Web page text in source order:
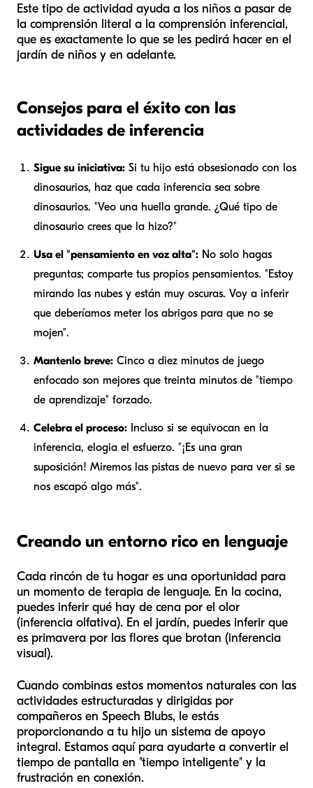
Este tipo de actividad ayuda a los niños a pasar de
la comprensión literal a la comprensión inferencial,
que es exactamente lo que se les pedirá hacer en el
jardín de niños y en adelante.
Consejos para el éxito con las
actividades de inferencia
Sigue su iniciativa: Si tu hijo está obsesionado con los
dinosaurios, haz que cada inferencia sea sobre
dinosaurios. "Veo una huella grande. ¿Qué tipo de
dinosaurio crees que la hizo?"
Usa el "pensamiento en voz alta": No solo hagas
preguntas; comparte tus propios pensamientos. "Estoy
mirando las nubes y están muy oscuras. Voy a inferir
que deberíamos meter los abrigos para que no se
mojen".
Mantenlo breve: Cinco a diez minutos de juego
enfocado son mejores que treinta minutos de "tiempo
de aprendizaje" forzado.
Celebra el proceso: Incluso si se equivocan en la
inferencia, elogia el esfuerzo. "¡Es una gran
suposición! Miremos las pistas de nuevo para ver si se
nos escapó algo más".
Creando un entorno rico en lenguaje
Cada rincón de tu hogar es una oportunidad para
un momento de terapia de lenguaje. En la cocina,
puedes inferir qué hay de cena por el olor
(inferencia olfativa). En el jardín, puedes inferir que
es primavera por las flores que brotan (inferencia
visual).
Cuando combinas estos momentos naturales con las
actividades estructuradas y dirigidas por
compañeros en Speech Blubs, le estás
proporcionando a tu hijo un sistema de apoyo
integral. Estamos aquí para ayudarte a convertir el
tiempo de pantalla en "tiempo inteligente" y la
frustración en conexión.